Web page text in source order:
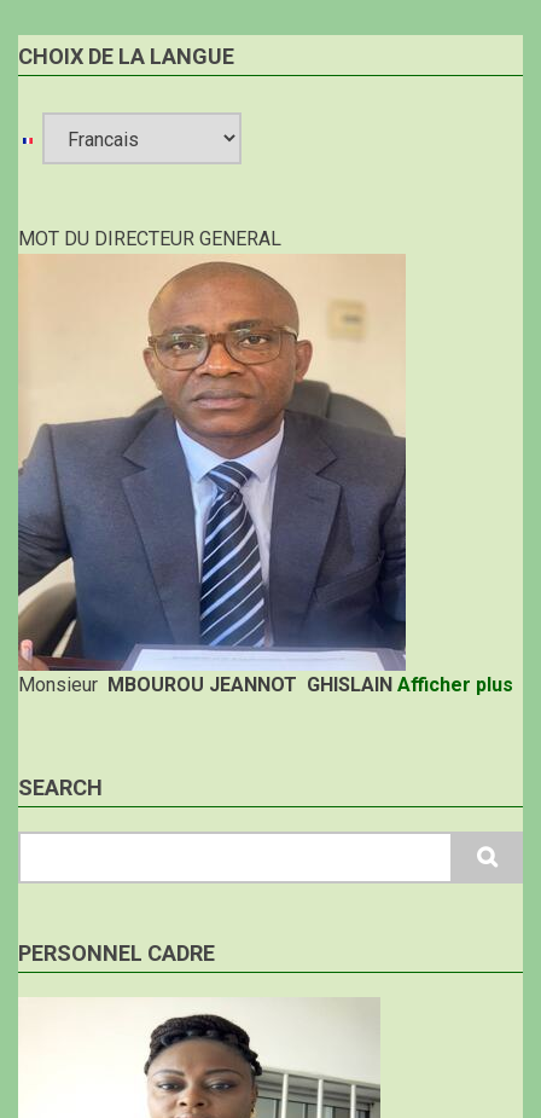
CHOIX DE LA LANGUE
language
MOT DU DIRECTEUR GENERAL
Monsieur MBOUROU JEANNOT GHISLAIN Afficher plus
SEARCH
PERSONNEL CADRE